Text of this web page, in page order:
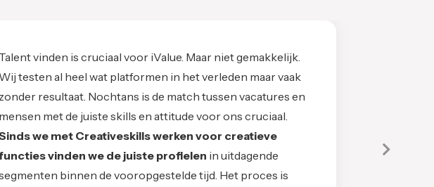
Talent vinden is cruciaal voor iValue. Maar niet gemakkelijk.
Wij testen al heel wat platformen in het verleden maar vaak
zonder resultaat. Nochtans is de match tussen vacatures en
mensen met de juiste skills en attitude voor ons cruciaal.
we met Creativeskills werken voor creatieve
vinden we de juiste profielen in uitdagende
binnen de vooropgestelde tijd. Het proces is